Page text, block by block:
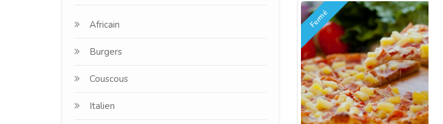
Africain
Burgers
Couscous
Italien
Fermé